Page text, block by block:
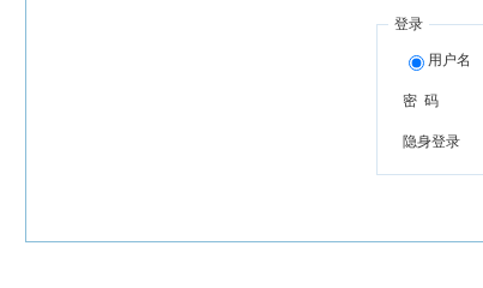
登录
用户名
密 码
隐身登录